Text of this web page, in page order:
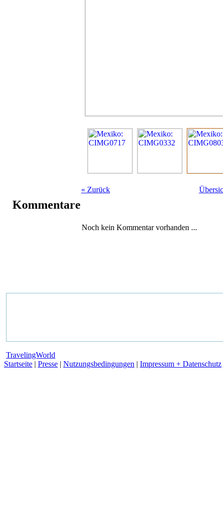
« Zurück
Kommentare
Noch kein Kommentar vorhanden ...
TravelingWorld
Startseite | Presse | Nutzungsbedingungen | Impressum + Datenschutz